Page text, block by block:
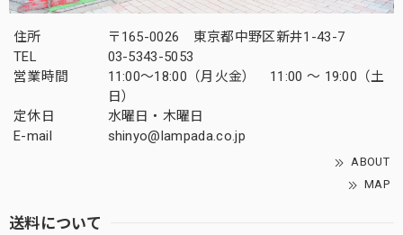
住所
〒165-0026 東京都中野区新井1-43-7
TEL
03-5343-5053
営業時間
11:00～18:00（月火金） 11:00 ～ 19:00（土
日）
定休日
水曜日・木曜日
E-mail
shinyo@lampada.co.jp
ABOUT
MAP
送料について